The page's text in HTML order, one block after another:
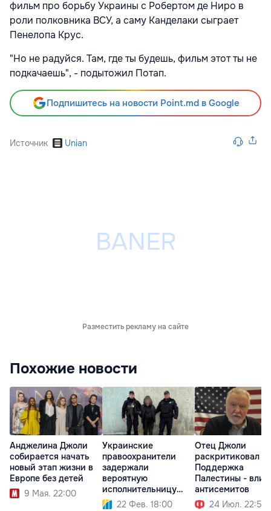
фильм про борьбу Украины с Робертом де Ниро в
роли полковника ВСУ, а саму Канделаки сыграет
Пенелопа Крус.
"Но не радуйся. Там, где ты будешь, фильм этот ты не
подкачаешь", - подытожил Потап.
Подпишитесь на новости Point.md в Google
Источник Unian
Разместить рекламу на сайте
Похожие новости
Анджелина Джоли
собирается начать
новый этап жизни в
Европе без детей
9 Мая. 22:00
Украинские
правоохранители
задержали
вероятную
исполнительницу
теракта во Львове
22 Фев. 18:00
Отец Джоли
раскритиковал
Поддержка
Палестины -
антисемитов
24 Июл. 22:59